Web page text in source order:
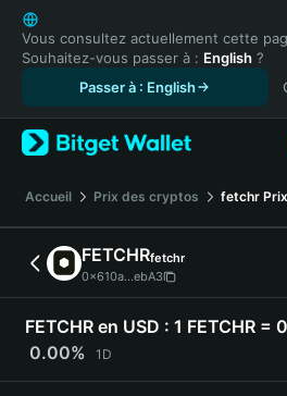
English
日本語
Tiếng Việt
Español (Latinoamérica)
Türkçe
Français
Deutsch
简体中文
繁體中文
Português (Portugal)
Bahasa Indonesia
ภาษาไทย
हिन्दी
Vous consultez actuellement cette
Souhaitez-vous passer à : English ?
Passer à : English
Accueil Prix des cryptos fetchr Prix
FETCHRfetchr
0x610a...ebA3
FETCHR en USD : 1 FETCHR =
0.00%
1D